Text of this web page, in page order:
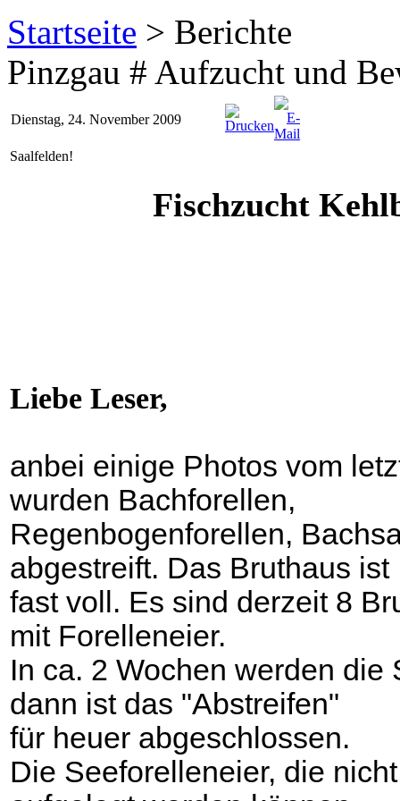
Startseite > Berichte
Pinzgau # Aufzucht und
Dienstag, 24. November 2009
Saalfelden!
Fischzucht
Liebe Leser,
anbei einige Photos vom
wurden Bachforellen,
Regenbogenforellen,
abgestreift. Das Bruthaus ist
fast voll. Es sind derzeit 8
mit Forelleneier.
In ca. 2 Wochen werden die
dann ist das "Abstreifen"
für heuer abgeschlossen.
Die Seeforelleneier, die